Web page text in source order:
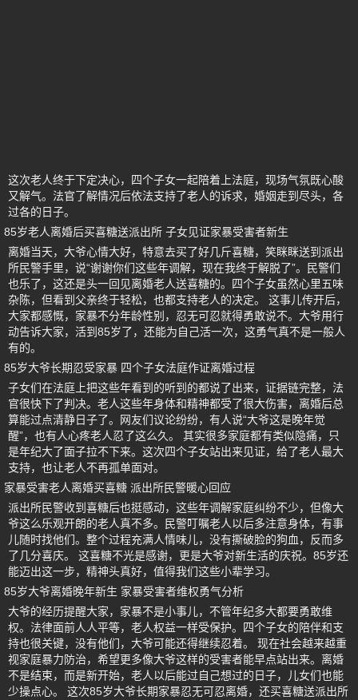
这次老人终于下定决心，四个子女一起陪着上法庭，现场气氛既心酸
又解气。法官了解情况后依法支持了老人的诉求，婚姻走到尽头，各
过各的日子。
85岁老人离婚后买喜糖送派出所 子女见证家暴受害者新生
离婚当天，大爷心情大好，特意去买了好几斤喜糖，笑眯眯送到派出
所民警手里，说“谢谢你们这些年调解，现在我终于解脱了”。民警们
也乐了，这还是头一回见离婚老人送喜糖的。四个子女虽然心里五味
杂陈，但看到父亲终于轻松，也都支持老人的决定。 这事儿传开后，
大家都感慨，家暴不分年龄性别，忍无可忍就得勇敢说不。大爷用行
动告诉大家，活到85岁了，还能为自己活一次，这勇气真不是一般人
有的。
85岁大爷长期忍受家暴 四个子女法庭作证离婚过程
子女们在法庭上把这些年看到的听到的都说了出来，证据链完整，法
官很快下了判决。老人这些年身体和精神都受了很大伤害，离婚后总
算能过点清静日子了。网友们议论纷纷，有人说“大爷这是晚年觉
醒”，也有人心疼老人忍了这么久。 其实很多家庭都有类似隐痛，只
是年纪大了面子拉不下来。这次四个子女站出来见证，给了老人最大
支持，也让老人不再孤单面对。
家暴受害老人离婚买喜糖 派出所民警暖心回应
派出所民警收到喜糖后也挺感动，这些年调解家庭纠纷不少，但像大
爷这么乐观开朗的老人真不多。民警叮嘱老人以后多注意身体，有事
儿随时找他们。整个过程充满人情味儿，没有撕破脸的狗血，反而多
了几分喜庆。 这喜糖不光是感谢，更是大爷对新生活的庆祝。85岁还
能迈出这一步，精神头真好，值得我们这些小辈学习。
85岁大爷离婚晚年新生 家暴受害者维权勇气分析
大爷的经历提醒大家，家暴不是小事儿，不管年纪多大都要勇敢维
权。法律面前人人平等，老人权益一样受保护。四个子女的陪伴和支
持也很关键，没有他们，大爷可能还得继续忍着。 现在社会越来越重
视家庭暴力防治，希望更多像大爷这样的受害者能早点站出来。离婚
不是结束，而是新开始，老人以后能过自己想过的日子，儿女们也能
少操点心。 这次85岁大爷长期家暴忍无可忍离婚，还买喜糖送派出所